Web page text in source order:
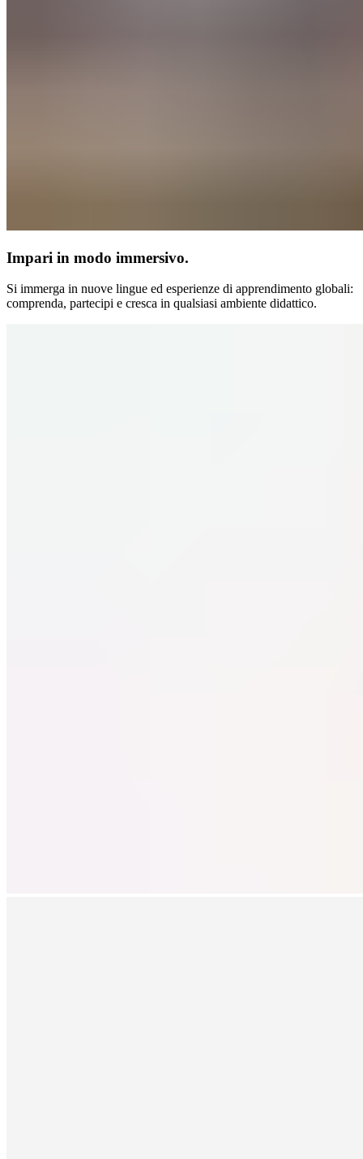
Impari in modo immersivo.
Si immerga in nuove lingue ed esperienze di apprendimento globali:
comprenda, partecipi e cresca in qualsiasi ambiente didattico.